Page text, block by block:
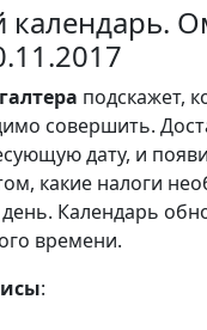
календарь.
подскажет,
совершить.
дату, и
какие налоги
Календарь
времени.
: